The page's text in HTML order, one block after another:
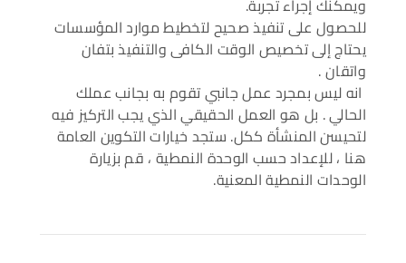
للحصول على تنفيذ صحيح لتخطيط موارد المؤسسات
يحتاج إلى تخصيص الوقت الكافى والتنفيذ بتفان
واتقان .
انه ليس بمجرد عمل جانبي تقوم به بجانب عملك
الحالي . بل هو العمل الحقيقي الذي يجب التركيز فيه
لتحيسن المنشأة ككل. ستجد خيارات التكوين العامة
هنا ، للإعداد حسب الوحدة النمطية ، قم بزيارة
الوحدات النمطية المعنية.